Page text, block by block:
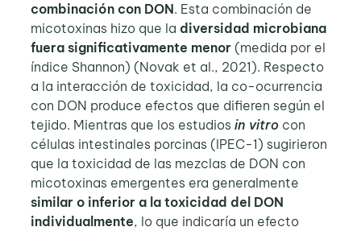
combinación con DON. Esta combinación de
micotoxinas hizo que la diversidad microbiana
fuera significativamente menor(medida por el
índice Shannon) (Novak et al., 2021). Respecto
a la interacción de toxicidad, la co-ocurrencia
con DON produce efectos que difieren según el
tejido. Mientras que los estudios in vitro con
células intestinales porcinas (IPEC-1) sugirieron
que la toxicidad de las mezclas de DON con
micotoxinas emergentes era generalmente
similar o inferior a la toxicidad del DON
individualmente, lo que indicaría un efecto